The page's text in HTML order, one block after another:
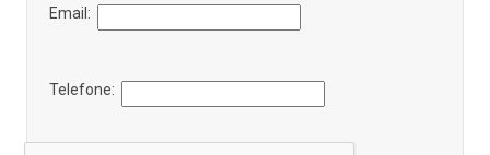
Email:
Telefone: